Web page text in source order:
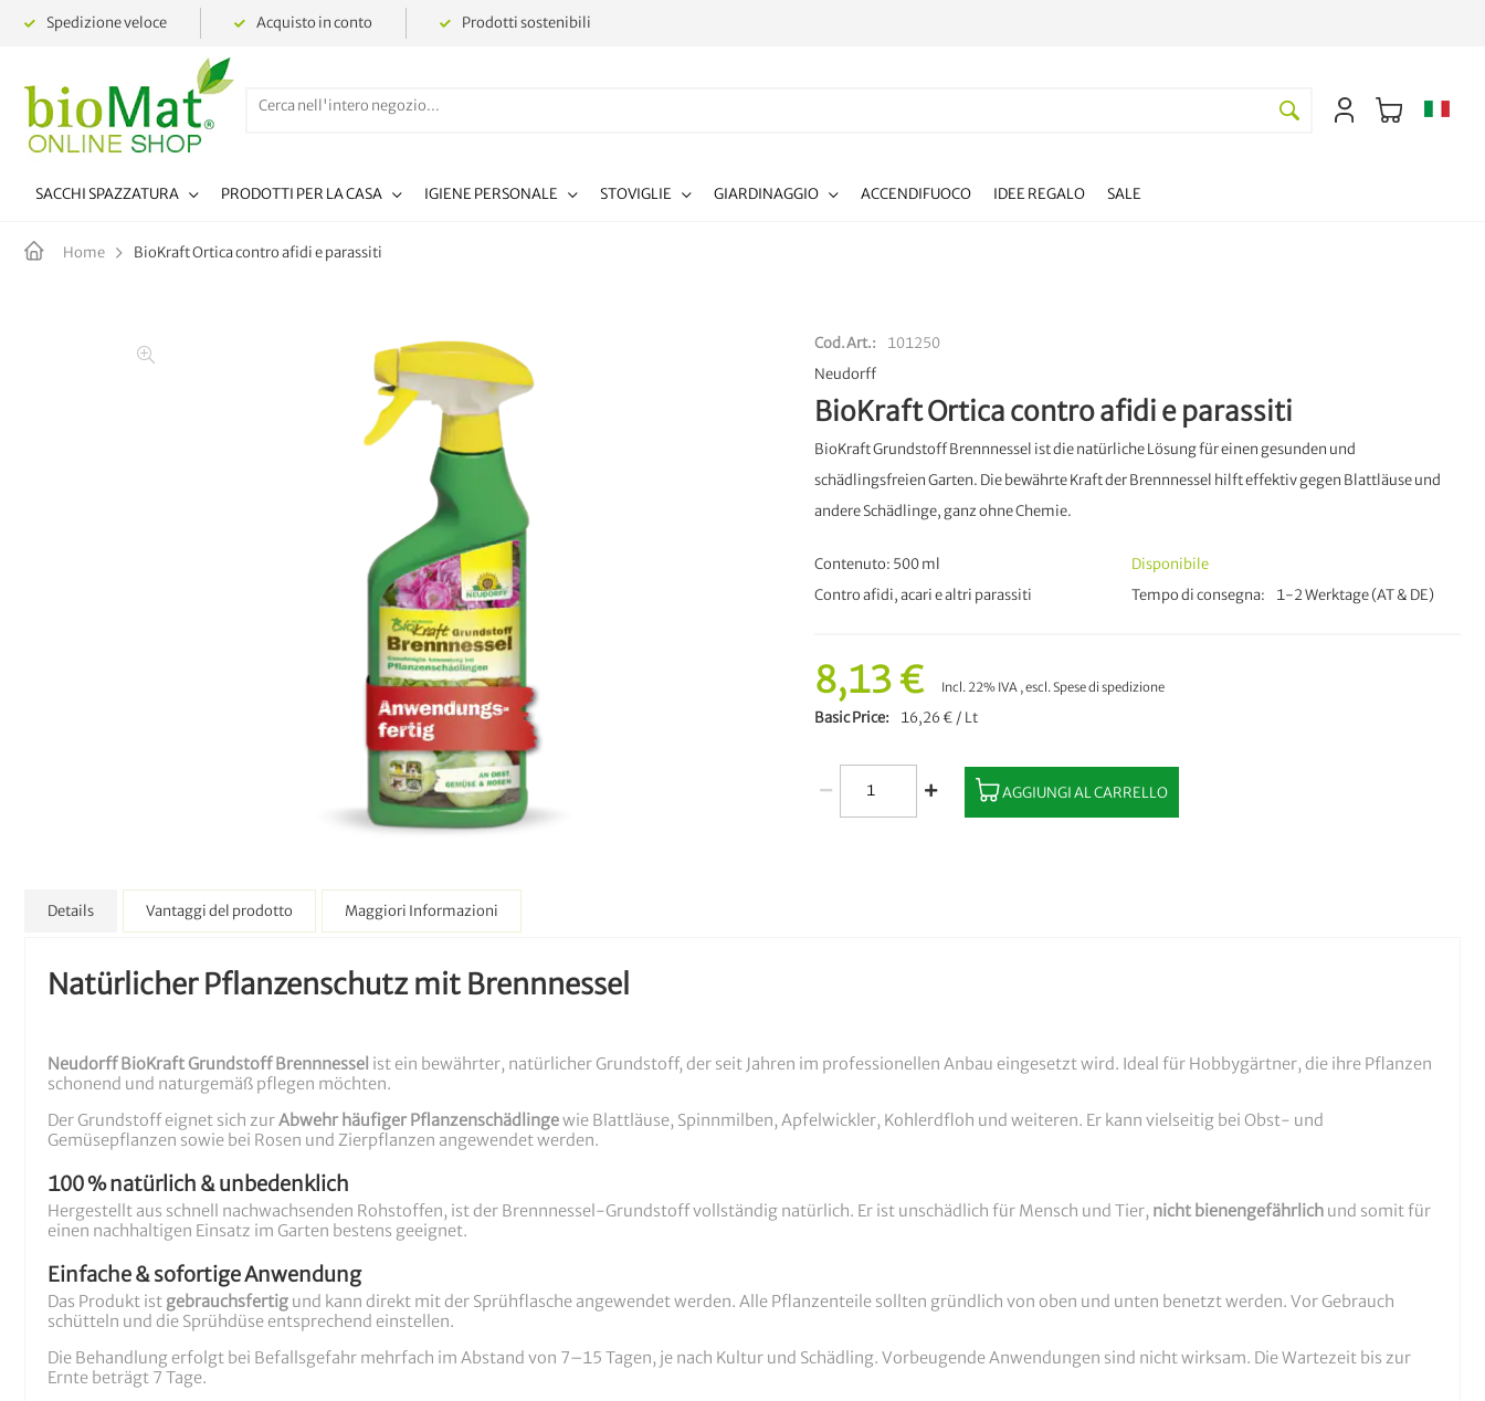
Spedizione veloce Acquisto in conto Prodotti sostenibili
SACCHI SPAZZATURA PRODOTTI PER LA CASA IGIENE PERSONALE STOVIGLIE GIARDINAGGIO ACCENDIFUOCO IDEE REGALO SALE
Home BioKraft Ortica contro afidi e parassiti
Cod.Art.
101250
Neudorff
BioKraft Ortica contro afidi e parassiti
BioKraft Grundstoff Brennnessel ist die natürliche Lösung für einen gesunden und
schädlingsfreien Garten. Die bewährte Kraft der Brennnessel hilft effektiv gegen Blattläuse und
andere Schädlinge, ganz ohne Chemie.
Contenuto: 500 ml
Contro afidi, acari e altri parassiti
Disponibile
Tempo di consegna
1-2 Werktage (AT & DE)
8,13 € Incl. 22% IVA ,escl.Spese di spedizione
Basic Price 16,26 € / Lt
AGGIUNGI AL CARRELLO
Details
Natürlicher Pflanzenschutz mit Brennnessel
Neudorff BioKraft Grundstoff Brennnessel ist ein bewährter, natürlicher Grundstoff, der seit Jahren im professionellen Anbau eingesetzt wird. Ideal für Hobbygärtner, die ihre Pflanzen
schonend und naturgemäß pflegen möchten.
Der Grundstoff eignet sich zurAbwehr häufiger Pflanzenschädlingewie Blattläuse, Spinnmilben, Apfelwickler, Kohlerdfloh und weiteren. Er kann vielseitig bei Obst- und
Gemüsepflanzen sowie bei Rosen und Zierpflanzen angewendet werden.
100 % natürlich & unbedenklich
Hergestellt aus schnell nachwachsenden Rohstoffen, ist der Brennnessel-Grundstoff vollständig natürlich. Er ist unschädlich für Mensch und Tier, nicht bienengefährlich und somit für
einen nachhaltigen Einsatz im Garten bestens geeignet.
Einfache & sofortige Anwendung
Das Produkt ist gebrauchsfertig und kann direkt mit der Sprühflasche angewendet werden. Alle Pflanzenteile sollten gründlich von oben und unten benetzt werden. Vor Gebrauch
schütteln und die Sprühdüse entsprechend einstellen.
Die Behandlung erfolgt bei Befallsgefahr mehrfach im Abstand von 7–15 Tagen, je nach Kultur und Schädling. Vorbeugende Anwendungen sind nicht wirksam. Die Wartezeit bis zur
Ernte beträgt 7 Tage.
Vantaggi del prodotto Maggiori Informazioni